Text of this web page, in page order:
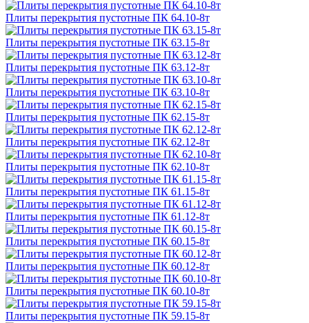
Плиты перекрытия пустотные ПК 64.10-8т
Плиты перекрытия пустотные ПК 63.15-8т
Плиты перекрытия пустотные ПК 63.12-8т
Плиты перекрытия пустотные ПК 63.10-8т
Плиты перекрытия пустотные ПК 62.15-8т
Плиты перекрытия пустотные ПК 62.12-8т
Плиты перекрытия пустотные ПК 62.10-8т
Плиты перекрытия пустотные ПК 61.15-8т
Плиты перекрытия пустотные ПК 61.12-8т
Плиты перекрытия пустотные ПК 60.15-8т
Плиты перекрытия пустотные ПК 60.12-8т
Плиты перекрытия пустотные ПК 60.10-8т
Плиты перекрытия пустотные ПК 59.15-8т